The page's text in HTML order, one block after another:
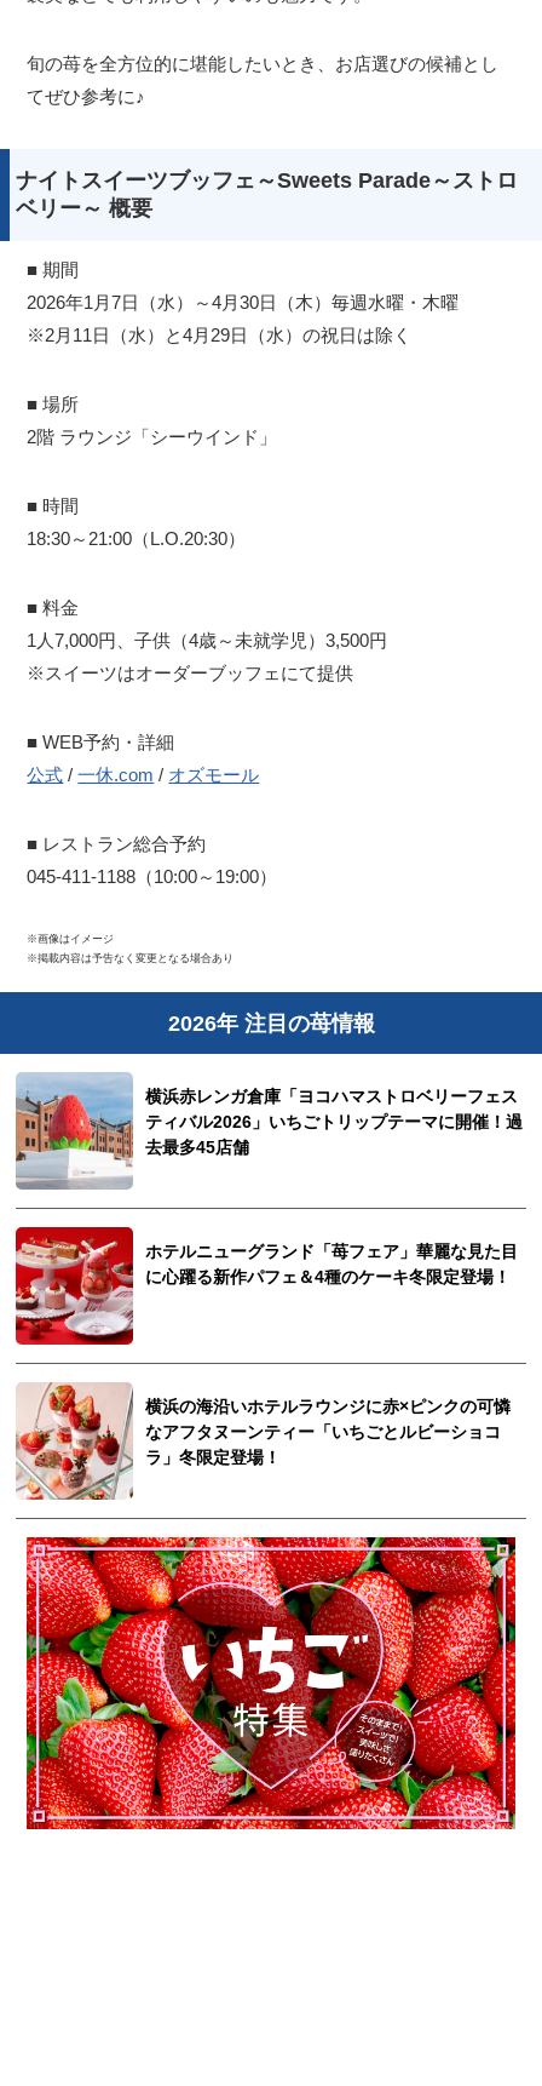
旬の苺を全方位的に堪能したいとき、お店選びの候補とし
てぜひ参考に♪
ナイトスイーツブッフェ～Sweets Parade～ストロ
ベリー～ 概要
■ 期間
2026年1月7日（水）～4月30日（木）毎週水曜・木曜
※2月11日（水）と4月29日（水）の祝日は除く
■ 場所
2階 ラウンジ「シーウインド」
■ 時間
18:30～21:00（L.O.20:30）
■ 料金
1人7,000円、子供（4歳～未就学児）3,500円
※スイーツはオーダーブッフェにて提供
■ WEB予約・詳細
公式 /一休.com / オズモール
■ レストラン総合予約
045-411-1188（10:00～19:00）
※画像はイメージ
※掲載内容は予告なく変更となる場合あり
2026年 注目の苺情報
横浜赤レンガ倉庫「ヨコハマストロベリーフェス
ティバル2026」いちごトリップテーマに開催！過
去最多45店舗
ホテルニューグランド「苺フェア」華麗な見た目
に心躍る新作パフェ＆4種のケーキ冬限定登場！
横浜の海沿いホテルラウンジに赤×ピンクの可憐
なアフタヌーンティー「いちごとルビーショコ
ラ」冬限定登場！